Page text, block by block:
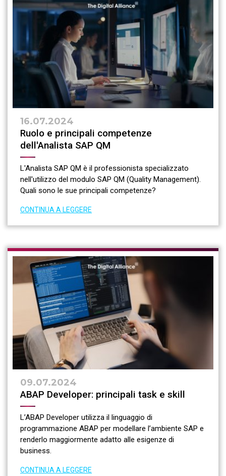
16.07.2024
Ruolo e principali competenze
dell'Analista SAP QM
L'Analista SAP QM è il professionista specializzato
nell'utilizzo del modulo SAP QM (Quality Management).
Quali sono le sue principali competenze?
CONTINUA A LEGGERE
09.07.2024
ABAP Developer: principali task e skill
L’ABAP Developer utilizza il linguaggio di
programmazione ABAP per modellare l’ambiente SAP e
renderlo maggiormente adatto alle esigenze di
business.
CONTINUA A LEGGERE